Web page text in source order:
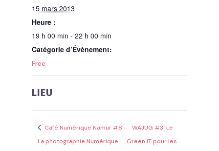
15 mars 2013
Heure :
19 h 00 min - 22 h 00 min
Catégorie d’Évènement:
Free
LIEU
Café Numérique Namur #8:
La photographie Numérique
WAJUG #3: Le
Green IT pour les